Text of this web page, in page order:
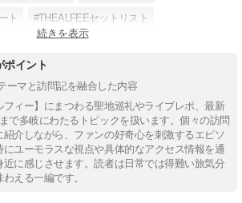
ト #THEALFEEセットリスト
続きを表示
ポイント
ーマと訪問記を融合した内容
フィー】にまつわる聖地巡礼やライブレポ、最新
で多岐にわたるトピックを扱います。個々の訪問
介しながら、ファンの好奇心を刺激するエピソ
ユーモラスな視点や具体的なアクセス情報を通
近に感じさせます。読者は日常では得難い旅気分
える一編です。